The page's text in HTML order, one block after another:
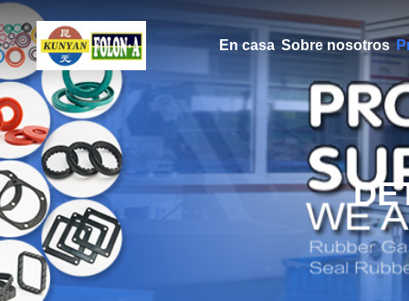
En casa Sobre nosotros